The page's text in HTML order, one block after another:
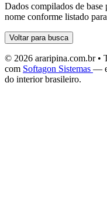
Dados compilados de
nome conforme listado
Voltar para busca
© 2026 araripina.com.br •
com Softagon Sistemas —
do interior brasileiro.